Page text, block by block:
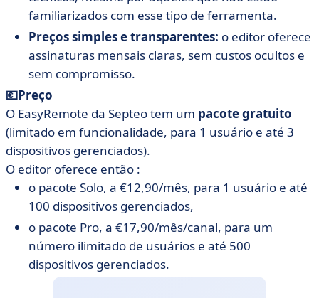
familiarizados com esse tipo de ferramenta.
Preços simples e transparentes: o editor oferece
assinaturas mensais claras, sem custos ocultos e
sem compromisso.
💶Preço
O EasyRemote da Septeo tem um pacote gratuito
(limitado em funcionalidade, para 1 usuário e até 3
dispositivos gerenciados).
O editor oferece então :
o pacote Solo, a €12,90/mês, para 1 usuário e até
100 dispositivos gerenciados,
o pacote Pro, a €17,90/mês/canal, para um
número ilimitado de usuários e até 500
dispositivos gerenciados.